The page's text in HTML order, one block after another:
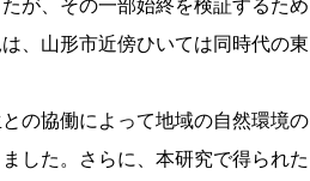
、山形市近傍ひいては同時代の東
の協働によって地域の自然環境の
した。さらに、本研究で得られた